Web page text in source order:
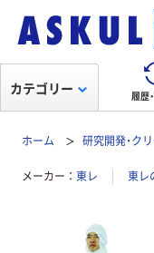
履歴
カテゴリー
ホーム 研究開発・ク
メーカー 東レ 東レ